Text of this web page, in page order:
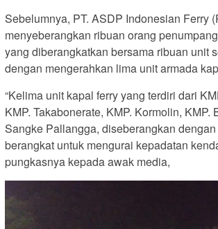
Sebelumnya, PT. ASDP Indonesian Ferry
menyeberangkan ribuan orang
yang diberangkatkan bersama ribuan unit
dengan mengerahkan lima unit armada
“Kelima unit kapal ferry yang terdiri dari
KMP. Takabonerate, KMP. Kormolin, KMP.
Sangke Pallangga, diseberangkan
berangkat untuk mengurai kepadatan
pungkasnya kepada awak media,